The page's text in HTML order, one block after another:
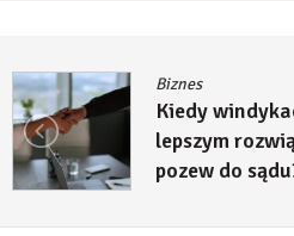
Biznes
Kiedy
lepszym
pozew do